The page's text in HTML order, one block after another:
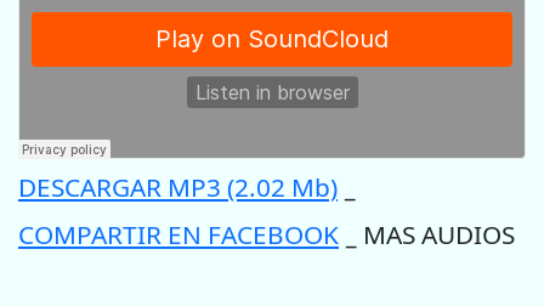
DESCARGAR MP3 (2.02 Mb)–
COMPARTIR EN FACEBOOK– MAS AUDIOS